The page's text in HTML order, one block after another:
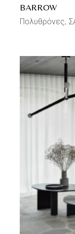
BARROW
Πολυθρόνες